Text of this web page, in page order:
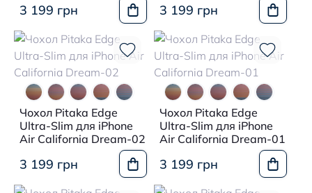
3 199 грн 3 199 грн
Чохол Pitaka Edge
Ultra-Slim для iPhone
Air California Dream-02
3 199 грн
Чохол Pitaka Edge
Ultra-Slim для iPhone
Air California Dream-01
3 199 грн